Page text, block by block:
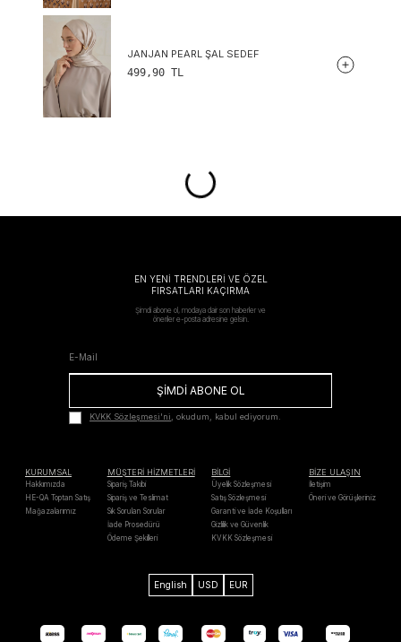
JANJAN PEARL ŞAL SEDEF
499,90 TL
EN YENİ TRENDLERİ VE ÖZEL
FIRSATLARI KAÇIRMA
Şimdi abone ol, modaya dair son haberler ve
öneriler e-posta adresine gelsin.
ŞİMDİ ABONE OL
KVKK Sözleşmesi'ni, okudum, kabul ediyorum.
KURUMSAL
Hakkımızda
HE-QA Toptan Satış
Mağazalarımız
MÜŞTERİ HİZMETLERİ
Sipariş Takibi
Sipariş ve Teslimat
Sık Sorulan Sorular
İade Prosedürü
Ödeme Şekilleri
BİLGİ
Üyelik Sözleşmesi
Satış Sözleşmesi
Garanti ve İade Koşulları
Gizlilik ve Güvenlik
KVKK Sözleşmesi
BİZE ULAŞIN
İletişim
Öneri ve Görüşleriniz
English USD EUR